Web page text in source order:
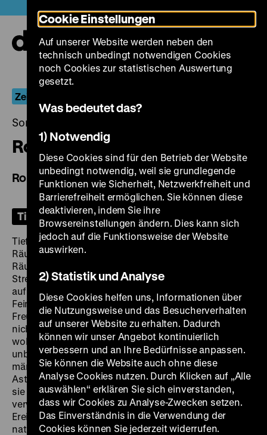
zum
Seiteninhalt
springen
Zeitreisen für Kinder
Sonntag, 10. November 2024, 15.00 Uhr
Ronja Räubertochter
Ronja Röverdotter
Tickets
Tief im Wald lebt auf einer Burg Ronja, die Tochter des
Räuberhauptmanns Mattis. Der ist mit dem
Räuberhauptmann Borka verfeindet. Auf ihren
Streifzügen durch den Wald trifft Ronja eines Tages
auf den gleichaltrigen Birk, Borkas Sohn. Trotz der
Feindschaft ihrer Väter werden Ronja und Birk dicke
Freunde. Als sie den ewigen Kampf der Erwachsenen
nicht länger ertragen, gehen sie gemeinsam fort. Sie
wohnen in einer Bärenhöhle, durchwandern
unbekannte Landschaften und begegnen
märchenhaften Wesen. Die schwedische Autorin
Astrid Lindgren, die schon auf die achtzig zuging, als
sie das Drehbuch zuRonja Räubertochterverfasste,
verwebt auf wundersame Weise humorvolle und ernste
Ereignisse mit alten Mythen und dem Streben nach
naturnahem Leben und Emanzipation. (ps)
Cookie Einstellungen
Auf unserer Website werden neben den
technisch unbedingt notwendigen Cookies
noch Cookies zur statistischen Auswertung
gesetzt.
Was bedeutet das?
1) Notwendig
Diese Cookies sind für den Betrieb der Website
unbedingt notwendig, weil sie grundlegende
Funktionen wie Sicherheit, Netzwerkfreiheit und
Barrierefreiheit ermöglichen. Sie können diese
deaktivieren, indem Sie ihre
Browsereinstellungen ändern. Dies kann sich
jedoch auf die Funktionsweise der Website
auswirken.
2) Statistik und Analyse
Diese Cookies helfen uns, Informationen über
die Nutzungsweise und das Besucherverhalten
auf unserer Website zu erhalten. Dadurch
können wir unser Angebot kontinuierlich
verbessern und an Ihre Bedürfnisse anpassen.
Sie können die Website auch ohne diese
Analyse Cookies nutzen. Durch Klicken auf „Alle
auswählen“ erklären Sie sich einverstanden,
dass wir Cookies zu Analyse-Zwecken setzen.
Das Einverständnis in die Verwendung der
Cookies können Sie jederzeit widerrufen.